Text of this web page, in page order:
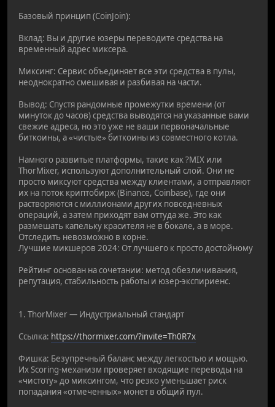
Базовый принцип (CoinJoin):
Вклад: Вы и другие юзеры переводите средства на
временный адрес миксера.
Миксинг: Сервис объединяет все эти средства в пулы,
неоднократно смешивая и разбивая на части.
Вывод: Спустя рандомные промежутки времени (от
минуток до часов) средства выводятся на указанные вами
свежие адреса, но это уже не ваши первоначальные
биткоины, а «чистые» биткоины из совместного котла.
Намного развитые платформы, такие как ?MIX или
ThorMixer, используют дополнительный слой. Они не
просто миксуют средства между клиентами, а отправляют
их на поток криптобирж (Binance, Coinbase), где они
растворяются с миллионами других повседневных
операций, а затем приходят вам оттуда же. Это как
размешать капельку красителя не в бокале, а в море.
Отследить невозможно в корне.
Лучшие микшеров 2024: От лучшего к просто достойному
Рейтинг основан на сочетании: метод обезличивания,
репутация, стабильность работы и юзер-экспириенс.
1. ThorMixer — Индустриальный стандарт
Ссылка: https://thormixer.com/?invite=Th0R7x
Фишка: Безупречный баланс между легкостью и мощью.
Их Scoring-механизм проверяет входящие переводы на
«чистоту» до миксингом, что резко уменьшает риск
попадания «отмеченных» монет в общий пул.